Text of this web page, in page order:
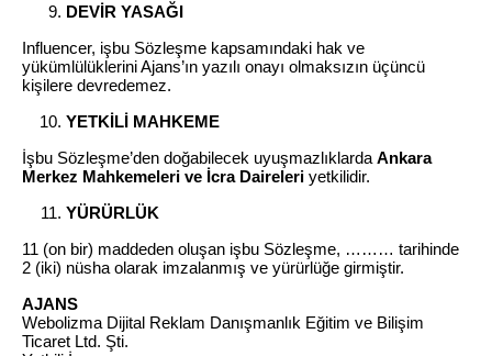
DEVİR YASAĞI
Influencer, işbu Sözleşme kapsamındaki hak ve
yükümlülüklerini Ajans’ın yazılı onayı olmaksızın üçüncü
kişilere devredemez.
YETKİLİ MAHKEME
İşbu Sözleşme’den doğabilecek uyuşmazlıklarda Ankara
Merkez Mahkemeleri ve İcra Daireleri yetkilidir.
YÜRÜRLÜK
11 (on bir) maddeden oluşan işbu Sözleşme, ……… tarihinde
2 (iki) nüsha olarak imzalanmış ve yürürlüğe girmiştir.
AJANS
Webolizma Dijital Reklam Danışmanlık Eğitim ve Bilişim
Ticaret Ltd. Şti.